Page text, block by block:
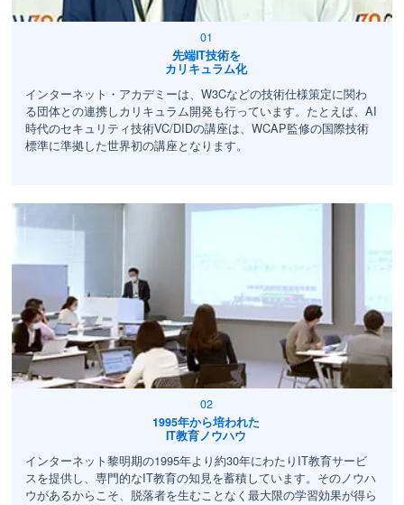
先端IT技術を
カリキュラム化
インターネット・アカデミーは、W3Cなどの技術仕様策定に関わ
る団体との連携しカリキュラム開発も行っています。たとえば、AI
時代のセキュリティ技術VC/DIDの講座は、WCAP監修の国際技術
標準に準拠した世界初の講座となります。
1995年から培われた
IT教育ノウハウ
インターネット黎明期の1995年より約30年にわたりIT教育サービ
スを提供し、専門的なIT教育の知見を蓄積しています。そのノウハ
ウがあるからこそ、脱落者を生むことなく最大限の学習効果が得ら